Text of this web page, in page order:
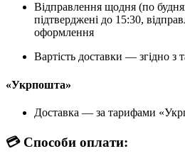
Відправлення щодня (по
підтверджені до 15:30,
оформлення
Вартість доставки — згідно
«Укрпошта»
Доставка — за тарифами
💳 Способи оплати: